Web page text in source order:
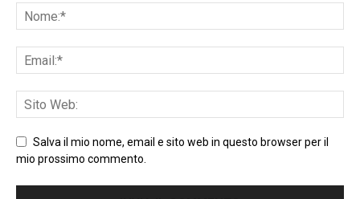
Salva il mio nome, email e sito web in questo browser per il
mio prossimo commento.